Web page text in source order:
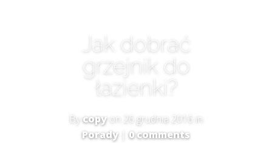
Jak dobrać
grzejnik do
łazienki?
Bycopyon 26 grudnia 2016 in
Porady|0 comments